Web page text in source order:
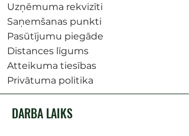
Uzņēmuma rekvizīti
Saņemšanas punkti
Pasūtījumu piegāde
Distances līgums
Atteikuma tiesības
Privātuma politika
DARBA LAIKS